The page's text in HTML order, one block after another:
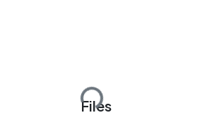
Loading...
Files